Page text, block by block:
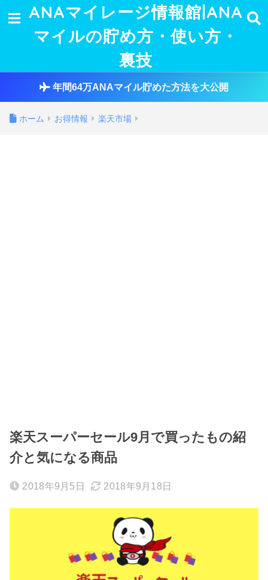
ANAマイレージ情報館|ANA
マイルの貯め方・使い方・
裏技
年間64万ANAマイル貯めた方法を大公開
ホーム お得情報 楽天市場
楽天スーパーセール9月で買ったもの紹
介と気になる商品
2018年9月5日 2018年9月18日